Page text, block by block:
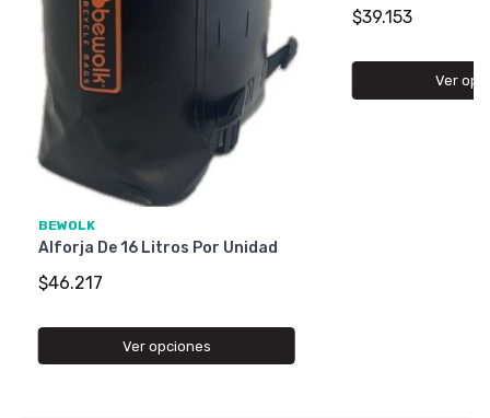
BEWOLK
Alforja De 16 Litros Por Unidad
$46.217
Ver opciones
$39.153
Ver